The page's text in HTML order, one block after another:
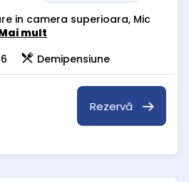
in camera superioara, Mic
mult
Demipensiune
Rezervă